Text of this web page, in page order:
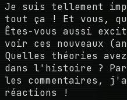
Je suis tellement
tout ça ! Et vous,
Êtes-vous aussi
voir ces nouveaux
Quelles théories
dans l'histoire ?
les commentaires,
réactions !